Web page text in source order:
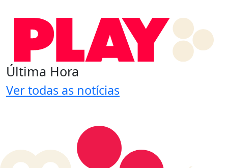
Última Hora
Ver todas as notícias